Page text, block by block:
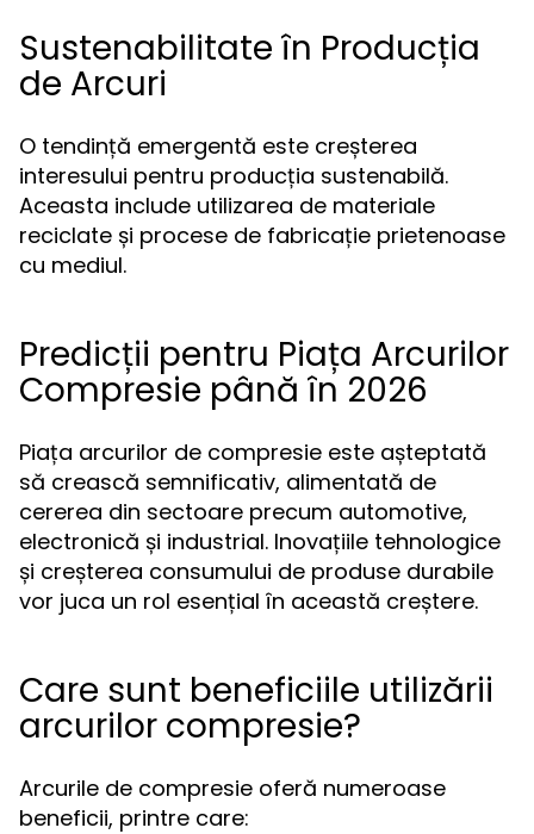
Sustenabilitate în Producția
de Arcuri
O tendință emergentă este creșterea
interesului pentru producția sustenabilă.
Aceasta include utilizarea de materiale
reciclate și procese de fabricație prietenoase
cu mediul.
Predicții pentru Piața Arcurilor
Compresie până în 2026
Piața arcurilor de compresie este așteptată
să crească semnificativ, alimentată de
cererea din sectoare precum automotive,
electronică și industrial. Inovațiile tehnologice
și creșterea consumului de produse durabile
vor juca un rol esențial în această creștere.
Care sunt beneficiile utilizării
arcurilor compresie?
Arcurile de compresie oferă numeroase
beneficii, printre care: